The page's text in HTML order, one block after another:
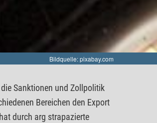
Bildquelle: pixabay.com
Sanktionen und Zollpolitik
Bereichen den Export
durch arg strapazierte